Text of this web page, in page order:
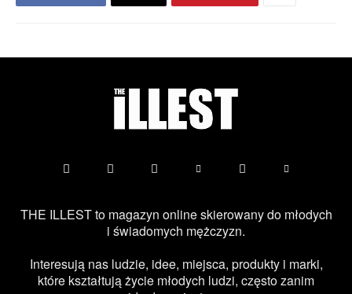
THE ILLEST to magazyn online skierowany do młodych
i świadomych mężczyzn.
Interesują nas ludzie, idee, miejsca, produkty i marki,
które kształtują życie młodych ludzi, często zanim